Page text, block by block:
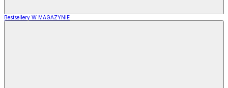
Bestsellery W MAGAZYNIE